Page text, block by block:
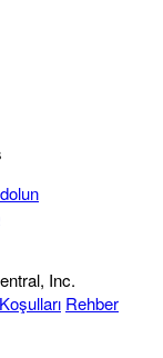
Inc.
Rehber